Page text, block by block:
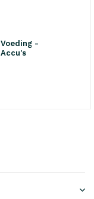
Voeding -
Accu's